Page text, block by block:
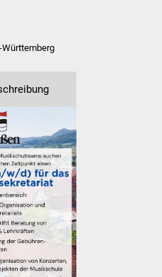
Bürgerhaus
Vereine und Parteien
Selbsteintrag Vereine
Beirat Süßener Vereine
Sportanlagen
Tourismus
Württemberg